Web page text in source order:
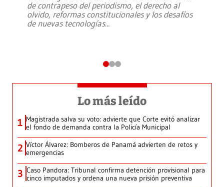
de contrapeso del periodismo, el derecho al
olvido, reformas constitucionales y los desafíos
de nuevas tecnologías...
Lo más leído
1 Magistrada salva su voto: advierte que Corte evitó analizar
el fondo de demanda contra la Policía Municipal
2 Víctor Álvarez: Bomberos de Panamá advierten de retos y
emergencias
3 Caso Pandora: Tribunal confirma detención provisional para
cinco imputados y ordena una nueva prisión preventiva